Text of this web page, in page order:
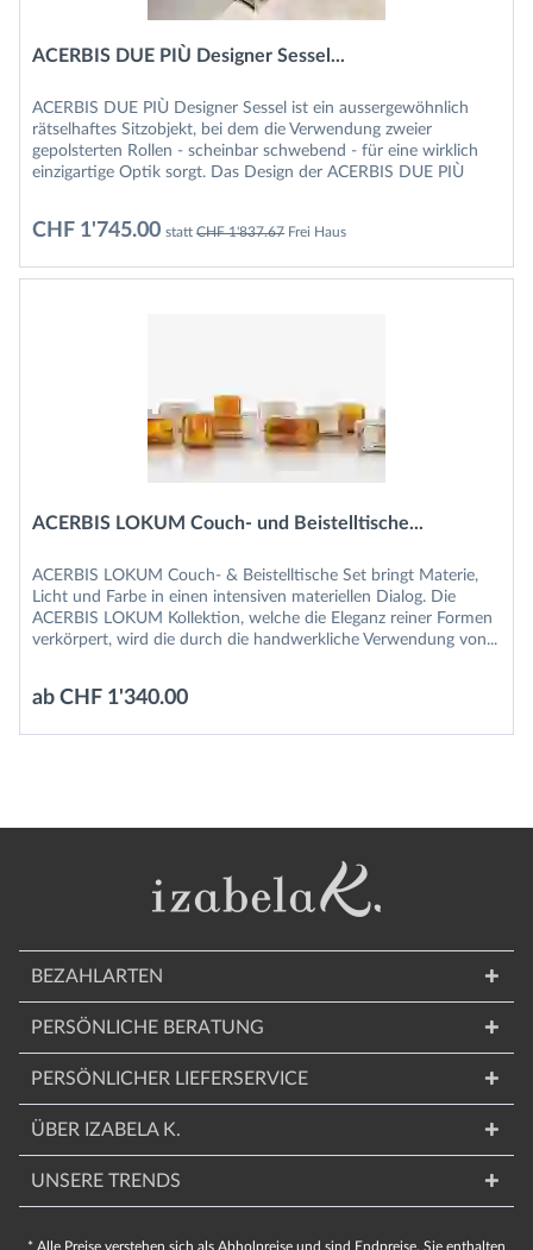
ACERBIS DUE PIÙ Designer Sessel...
ACERBIS DUE PIÙ Designer Sessel ist ein aussergewöhnlich
rätselhaftes Sitzobjekt, bei dem die Verwendung zweier
gepolsterten Rollen - scheinbar schwebend - für eine wirklich
einzigartige Optik sorgt. Das Design der ACERBIS DUE PIÙ
CHF 1'745.00 stattCHF 1'837.67Frei Haus
ACERBIS LOKUM Couch- und Beistelltische...
ACERBIS LOKUM Couch- & Beistelltische Set bringt Materie,
Licht und Farbe in einen intensiven materiellen Dialog. Die
ACERBIS LOKUM Kollektion, welche die Eleganz reiner Formen
verkörpert, wird die durch die handwerkliche Verwendung von...
ab CHF 1'340.00
BEZAHLARTEN
PERSÖNLICHE BERATUNG
PERSÖNLICHER LIEFERSERVICE
ÜBER IZABELA K.
UNSERE TRENDS
* Alle Preise verstehen sich als Abholpreise und sind Endpreise. Sie enthalten